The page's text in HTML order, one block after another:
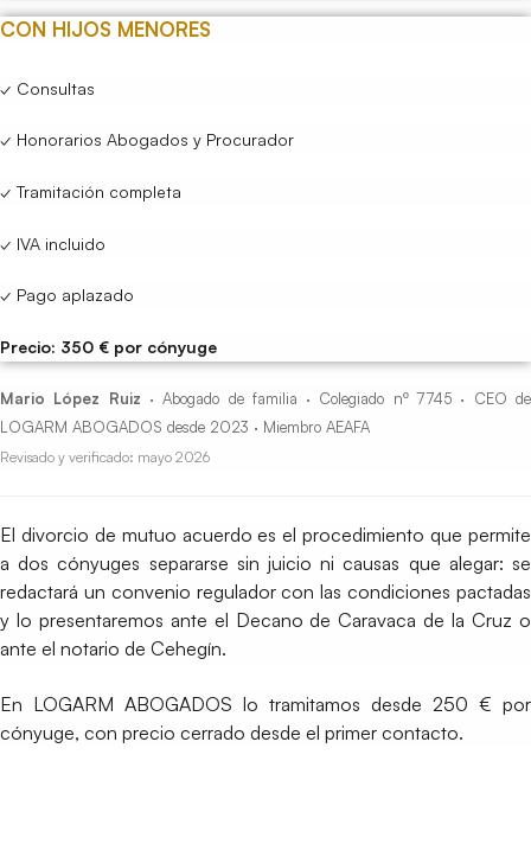
CON HIJOS MENORES
✓ Consultas
✓ Honorarios Abogados y Procurador
✓ Tramitación completa
✓ IVA incluido
✓ Pago aplazado
Precio: 350 € por cónyuge
Mario López Ruiz · Abogado de familia · Colegiado nº 7745 · CEO de
LOGARM ABOGADOS desde 2023 · Miembro AEAFA
Revisado y verificado: mayo 2026
El divorcio de mutuo acuerdo es el procedimiento que permite
a dos cónyuges separarse sin juicio ni causas que alegar: se
redactará un convenio regulador con las condiciones pactadas
y lo presentaremos ante el Decano de Caravaca de la Cruz o
ante el notario de Cehegín.
En LOGARM ABOGADOS lo tramitamos desde 250 € por
cónyuge, con precio cerrado desde el primer contacto.